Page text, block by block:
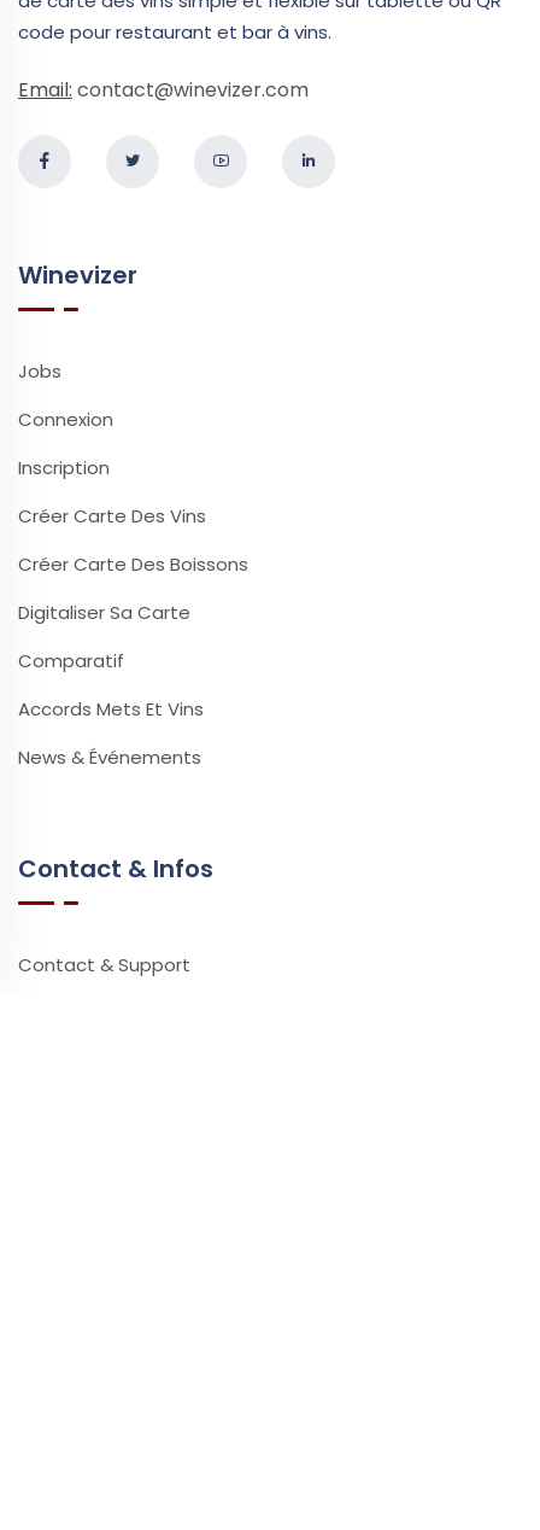
code pour restaurant et bar à vins.
Email: contact@winevizer.com
Winevizer
Jobs
Connexion
Inscription
Créer Carte Des Vins
Créer Carte Des Boissons
Digitaliser Sa Carte
Comparatif
Accords Mets Et Vins
News & Événements
Contact & Infos
Contact & Support